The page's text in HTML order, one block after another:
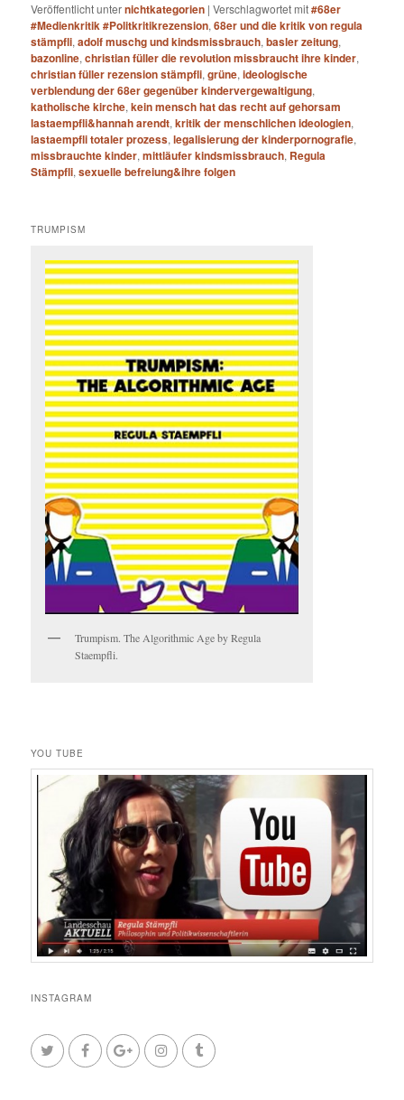
Veröffentlicht unternichtkategorien |Verschlagwortet mit#68er
#Medienkritik #Politkritikrezension,68er und die kritik von regula
stämpfli,adolf muschg und kindsmissbrauch,basler zeitung,
bazonline,christian füller die revolution missbraucht ihre kinder,
christian füller rezension stämpfli,grüne,ideologische
verblendung der 68er gegenüber kindervergewaltigung,
katholische kirche,kein mensch hat das recht auf gehorsam
lastaempfli&hannah arendt,kritik der menschlichen ideologien,
lastaempfli totaler prozess,legalisierung der kinderpornografie,
missbrauchte kinder,mittläufer kindsmissbrauch, Regula
Stämpfli,sexuelle befreiung&ihre folgen
TRUMPISM
Trumpism. The Algorithmic Age by Regula
Staempfli.
YOU TUBE
INSTAGRAM